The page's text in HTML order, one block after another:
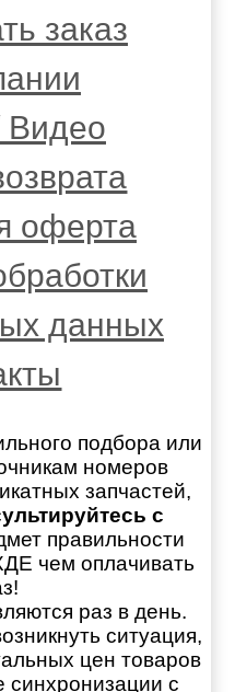
заказ
Видео
оферта
данных
подбора или
номеров
запчастей,
с
правильности
чем оплачивать
раз в день.
ситуация,
цен товаров
синхронизации с